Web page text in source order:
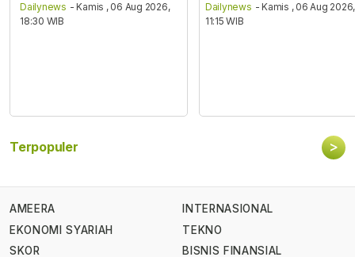
Dailynews - Kamis , 06 Aug 2026,
18:30 WIB
Dailynews - Kamis , 06 Aug 2026,
11:15 WIB
Terpopuler >
AMEERA
EKONOMI SYARIAH
SKOR
INTERNASIONAL
TEKNO
BISNIS FINANSIAL